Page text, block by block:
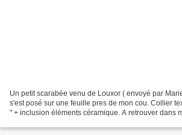
Un petit scarabée venu de Louxor ( envoyé par
s'est posé sur une feuille pres de mon cou. Collier
" + inclusion éléments céramique. A retrouver dans